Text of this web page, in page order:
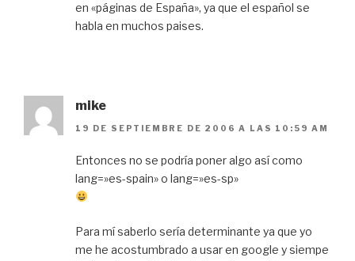
en «páginas de España», ya que el español se
habla en muchos paises.
mike
19 DE SEPTIEMBRE DE 2006 A LAS 10:59 AM
Entonces no se podría poner algo así como
lang=»es-spain» o lang=»es-sp»
Para mí saberlo sería determinante ya que yo
me he acostumbrado a usar en google y siempe